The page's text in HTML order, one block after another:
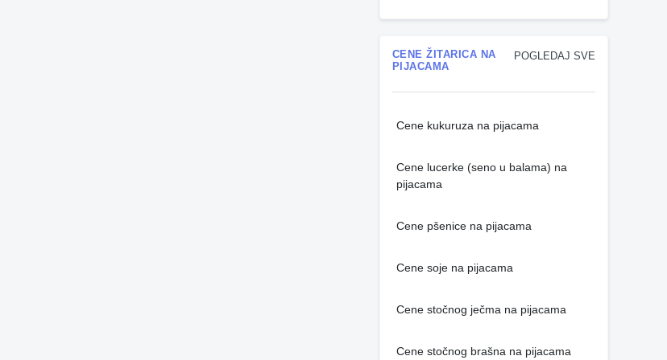
POGLEDAJ SVE
CENE ŽITARICA NA
PIJACAMA
Cene kukuruza na pijacama
Cene lucerke (seno u balama) na
pijacama
Cene pšenice na pijacama
Cene soje na pijacama
Cene stočnog ječma na pijacama
Cene stočnog brašna na pijacama